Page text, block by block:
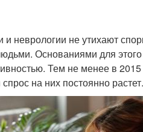
неврологии не утихают
Основаниями для
Тем не менее в 2015
на них постоянно растет.